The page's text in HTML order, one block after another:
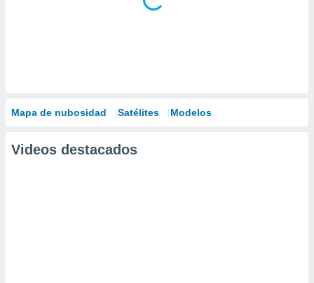
Mapa de nubosidad Satélites Modelos
Videos destacados